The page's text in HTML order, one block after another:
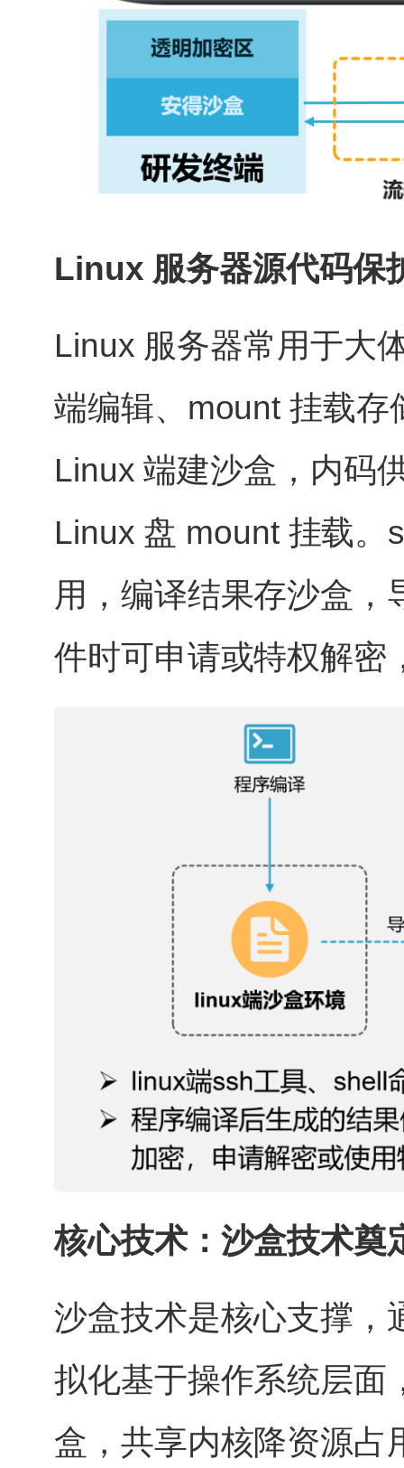
Linux 服务器源代码保
Linux 服务器常用于大
端编辑、mount 挂载存
Linux 端建沙盒，内码
Linux 盘 mount 挂载
用，编译结果存沙盒，
件时可申请或特权解密
核心技术：沙盒技术奠
沙盒技术是核心支撑，
拟化基于操作系统层面
盒，共享内核降资源占